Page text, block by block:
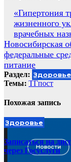
Навигация
по
записям
«Гипертония
жизненного
врачебных
Новосибирская
федеральные
питание
Раздел: Здоровье
Темы: ТГпост
Похожая запись
Здоровье
Записаться на
через Госуслуги